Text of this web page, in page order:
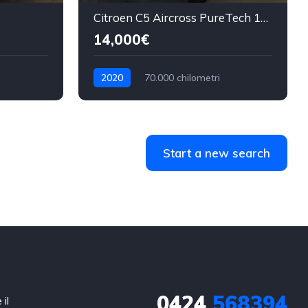
Citroen C5 Aircross PureTech 130 S&S SHINE PACK
14,000€
2020
70.000 chilometri
Start a new search
il